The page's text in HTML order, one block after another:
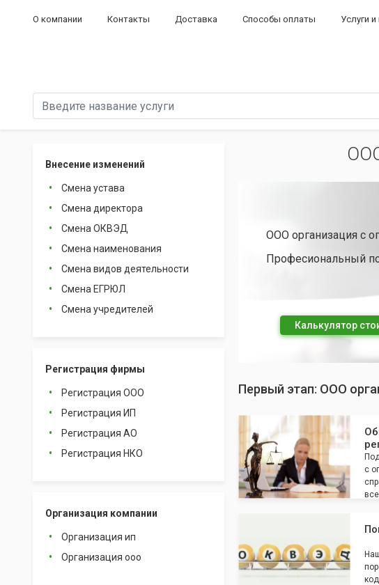
О компании Контакты Доставка Способы оплаты Услуги
Внесение изменений
Смена устава
Смена директора
Смена ОКВЭД
Смена наименования
Смена видов деятельности
Смена ЕГРЮЛ
Смена учредителей
Регистрация фирмы
Регистрация ООО
Регистрация ИП
Регистрация АО
Регистрация НКО
Организация компании
Организация ип
Организация ооо
ООО организация с
Професиональный
Калькулятор
Первый этап: ООО
с